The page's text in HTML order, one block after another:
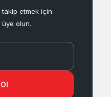
takip etmek için
olun.